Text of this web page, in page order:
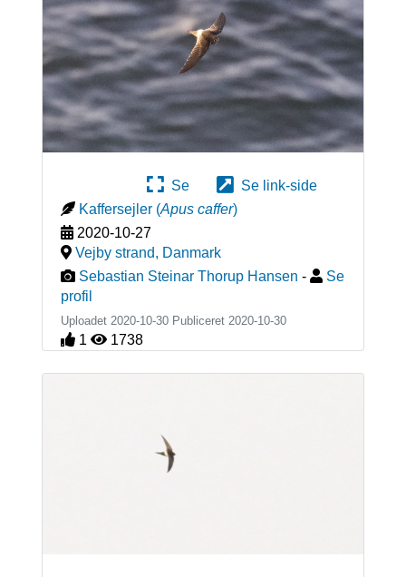
Se
Se link-side
Kaffersejler (Apus caffer)
2020-10-27
Vejby strand, Danmark
Sebastian Steinar Thorup Hansen -
Se
profil
Uploadet 2020-10-30 Publiceret 2020-10-30
1 1738